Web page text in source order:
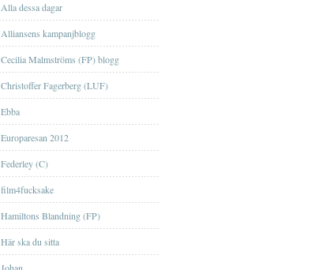
Alla dessa dagar
Alliansens kampanjblogg
Cecilia Malmströms (FP) blogg
Christoffer Fagerberg (LUF)
Ebba
Europaresan 2012
Federley (C)
film4fucksake
Hamiltons Blandning (FP)
Här ska du sitta